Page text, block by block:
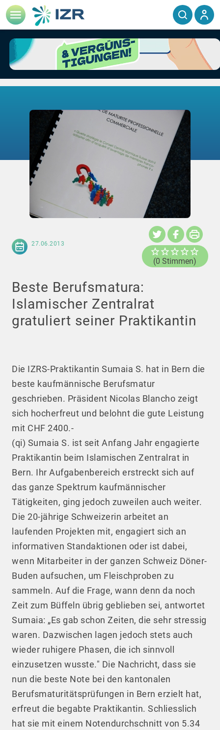
27.06.2013
(0 Stimmen)
Beste Berufsmatura:
Islamischer Zentralrat
gratuliert seiner Praktikantin
Die IZRS-Praktikantin Sumaia S. hat in Bern die
beste kaufmännische Berufsmatur
geschrieben. Präsident Nicolas Blancho zeigt
sich hocherfreut und belohnt die gute Leistung
mit CHF 2400.-
(qi) Sumaia S. ist seit Anfang Jahr engagierte
Praktikantin beim Islamischen Zentralrat in
Bern. Ihr Aufgabenbereich erstreckt sich auf
das ganze Spektrum kaufmännischer
Tätigkeiten, ging jedoch zuweilen auch weiter.
Die 20-jährige Schweizerin arbeitet an
laufenden Projekten mit, engagiert sich an
informativen Standaktionen oder ist dabei,
wenn Mitarbeiter in der ganzen Schweiz Döner-
Buden aufsuchen, um Fleischproben zu
sammeln. Auf die Frage, wann denn da noch
Zeit zum Büffeln übrig geblieben sei, antwortet
Sumaia: „Es gab schon Zeiten, die sehr stressig
waren. Dazwischen lagen jedoch stets auch
wieder ruhigere Phasen, die ich sinnvoll
einzusetzen wusste." Die Nachricht, dass sie
nun die beste Note bei den kantonalen
Berufsmaturitätsprüfungen in Bern erzielt hat,
erfreut die begabte Praktikantin. Schliesslich
hat sie mit einem Notendurchschnitt von 5.34